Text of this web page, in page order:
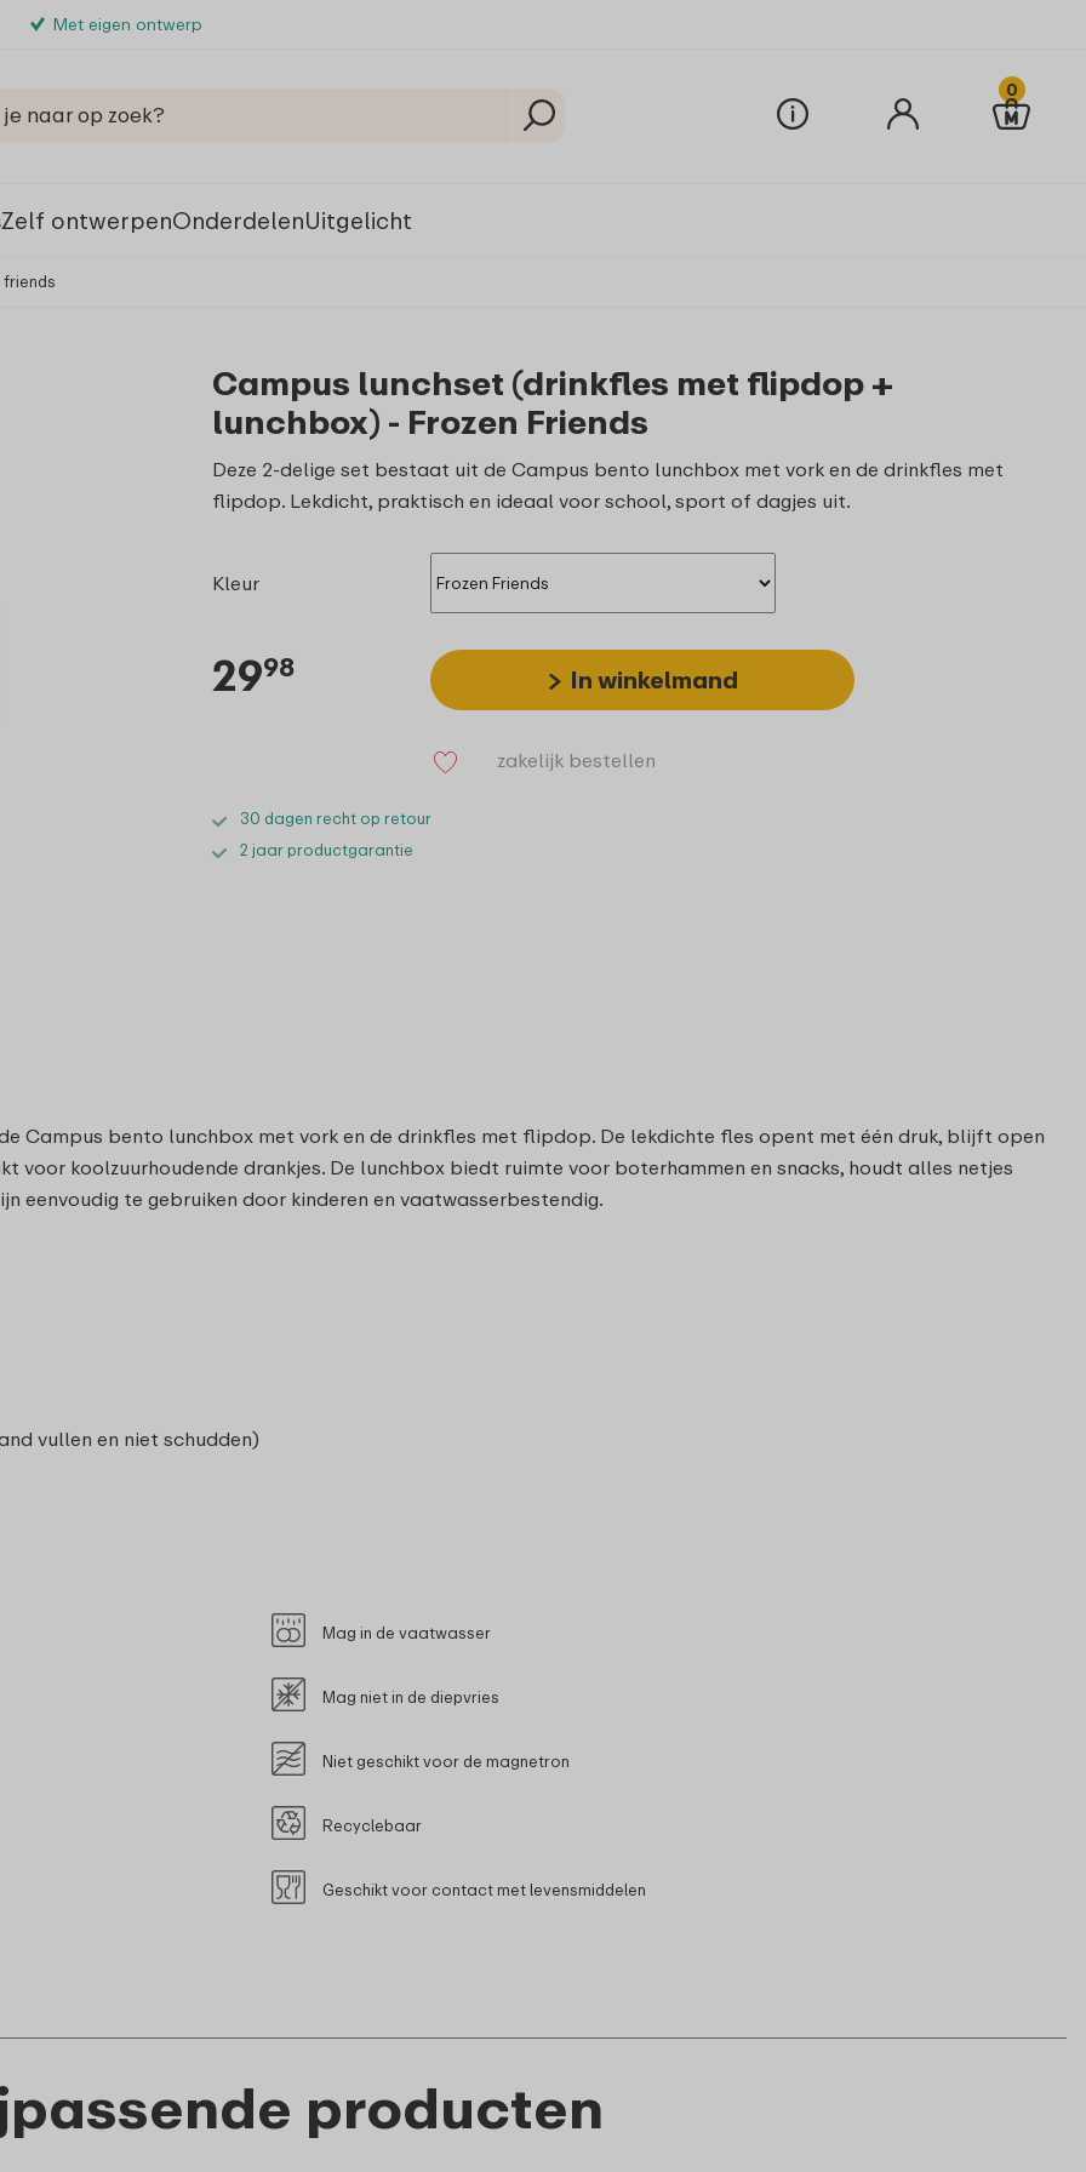
Met eigen ontwerp
0
Zelf ontwerpenOnderdelenUitgelicht
Campus lunchset (drinkfles met flipdop +
lunchbox) - Frozen Friends
Deze 2-delige set bestaat uit de Campus bento lunchbox met vork en de drinkfles met
flipdop. Lekdicht, praktisch en ideaal voor school, sport of dagjes uit.
Kleur
2998 In winkelmand
zakelijk bestellen
30 dagen recht op retour
2 jaar productgarantie
Campus bento lunchbox met vork en de drinkfles met flipdop. De lekdichte fles opent met één druk, blijft open
voor koolzuurhoudende drankjes. De lunchbox biedt ruimte voor boterhammen en snacks, houdt alles netjes
eenvoudig te gebruiken door kinderen en vaatwasserbestendig.
vullen en niet schudden)
Mag in de vaatwasser
Mag niet in de diepvries
Niet geschikt voor de magnetron
Recyclebaar
Geschikt voor contact met levensmiddelen
producten